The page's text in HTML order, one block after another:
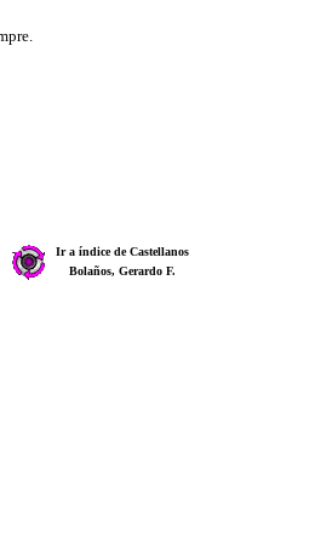
Ir a índice de Castellanos
Bolaños, Gerardo F.